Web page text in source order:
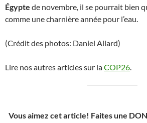
Égypte de novembre, il se pourrait bien
comme une charnière année pour l’eau.
(Crédit des photos: Daniel Allard)
Lire nos autres articles sur laCOP26.
Vous aimez cet article! Faites une